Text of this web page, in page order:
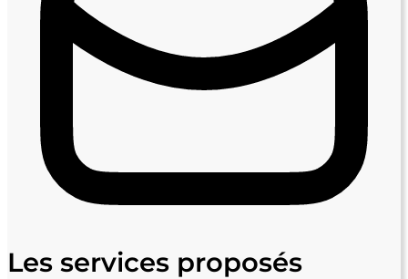
Les services proposés